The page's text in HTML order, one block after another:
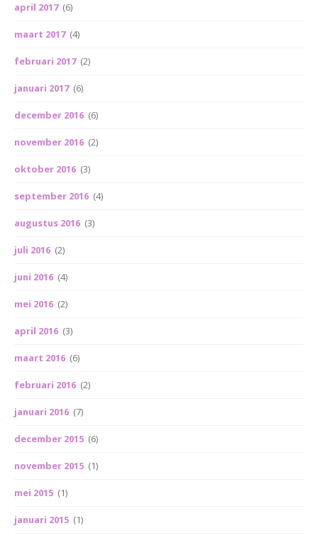
april 2017 (6)
maart 2017 (4)
februari 2017 (2)
januari 2017 (6)
december 2016 (6)
november 2016 (2)
oktober 2016 (3)
september 2016 (4)
augustus 2016 (3)
juli 2016 (2)
juni 2016 (4)
mei 2016 (2)
april 2016 (3)
maart 2016 (6)
februari 2016 (2)
januari 2016 (7)
december 2015 (6)
november 2015 (1)
mei 2015 (1)
januari 2015 (1)